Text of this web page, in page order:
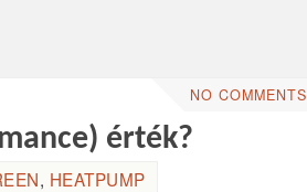
NO COMMENTS
érték?
, HEATPUMP